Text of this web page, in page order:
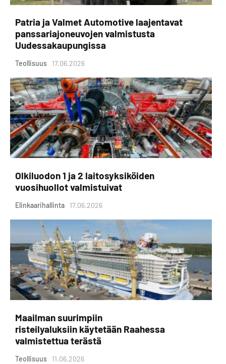
Patria ja Valmet Automotive laajentavat
panssariajoneuvojen valmistusta
Uudessakaupungissa
Teollisuus 17.06.2026
Olkiluodon 1 ja 2 laitosyksiköiden
vuosihuollot valmistuivat
Elinkaarihallinta 17.06.2026
Maailman suurimpiin
risteilyaluksiin käytetään Raahessa
valmistettua terästä
Teollisuus 11.06.2026